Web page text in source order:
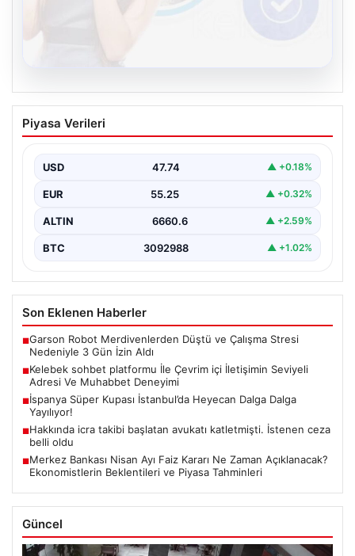
Kelebek sohbet platformu İle Çevrim içi
İletişimin Seviyeli Adresi Ve Muhabbet
İnternet dünyasında kullanıcıların güvenli bir tarzda
birçok…
Piyasa Verileri
USD 47.74 ▲ +0.18%
EUR 55.25 ▲ +0.32%
ALTIN 6660.6 ▲ +2.59%
BTC 3092988 ▲ +1.02%
Son Eklenen Haberler
■Garson Robot Merdivenlerden Düştü ve Çalışma Stresi
Nedeniyle 3 Gün İzin Aldı
■Kelebek sohbet platformu İle Çevrim içi İletişimin Seviyeli
Adresi Ve Muhabbet Deneyimi
■İspanya Süper Kupası İstanbul’da Heyecan Dalga Dalga
Yayılıyor!
■Hakkında icra takibi başlatan avukatı katletmişti. İstenen ceza
belli oldu
■Merkez Bankası Nisan Ayı Faiz Kararı Ne Zaman Açıklanacak?
Ekonomistlerin Beklentileri ve Piyasa Tahminleri
Güncel